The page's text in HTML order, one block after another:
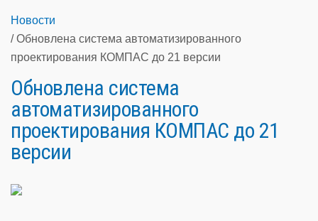
Новости
Обновлена система автоматизированного
проектирования КОМПАС до 21 версии
Обновлена система
автоматизированного
проектирования КОМПАС до 21
версии